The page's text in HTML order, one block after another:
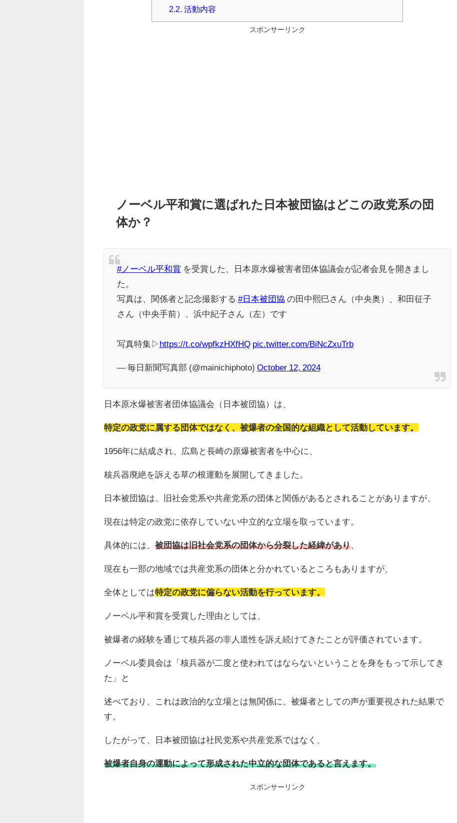
2.2. 活動内容
スポンサーリンク
ノーベル平和賞に選ばれた日本被団協はどこの政党系の団
体か？
#ノーベル平和賞 を受賞した、日本原水爆被害者団体協議会が記者会見を開きまし
た。
写真は、関係者と記念撮影する #日本被団協 の田中熙巳さん（中央奥）、和田征子
さん（中央手前）、浜中紀子さん（左）です
写真特集▷ https://t.co/wpfkzHXfHQ pic.twitter.com/BiNcZxuTrb
— 毎日新聞写真部 (@mainichiphoto) October 12, 2024
日本原水爆被害者団体協議会（日本被団協）は、
特定の政党に属する団体ではなく、被爆者の全国的な組織として活動しています。
1956年に結成され、広島と長崎の原爆被害者を中心に、
核兵器廃絶を訴える草の根運動を展開してきました。
日本被団協は、旧社会党系や共産党系の団体と関係があるとされることがありますが、
現在は特定の政党に依存していない中立的な立場を取っています。
具体的には、 被団協は旧社会党系の団体から分裂した経緯があり
現在も一部の地域では共産党系の団体と分かれているところもありますが、
全体としては特定の政党に偏らない活動を行っています。
ノーベル平和賞を受賞した理由としては、
被爆者の経験を通じて核兵器の非人道性を訴え続けてきたことが評価されています。
ノーベル委員会は「核兵器が二度と使われてはならないということを身をもって示してき
た」と
述べており、これは政治的な立場とは無関係に、被爆者としての声が重要視された結果で
す。
したがって、日本被団協は社民党系や共産党系ではなく、
被爆者自身の運動によって形成された中立的な団体であると言えます。
スポンサーリンク